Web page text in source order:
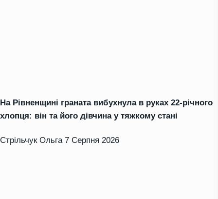
На Рівненщині граната вибухнула в руках 22-річного
хлопця: він та його дівчина у тяжкому стані
Стрільчук Ольга 7 Серпня 2026